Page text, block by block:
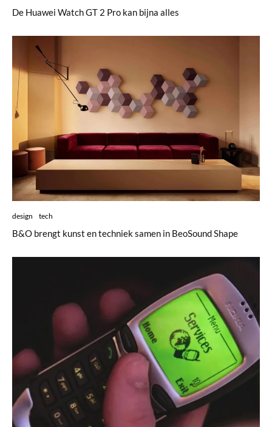
De Huawei Watch GT 2 Pro kan bijna alles
design tech
B&O brengt kunst en techniek samen in BeoSound Shape